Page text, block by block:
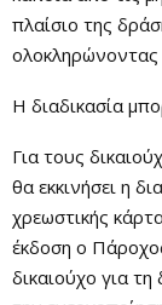
πλαίσιο της
ολοκληρώνοντας
Η διαδικασία
Για τους
θα εκκινήσει η
χρεωστικής
έκδοση ο
δικαιούχο για